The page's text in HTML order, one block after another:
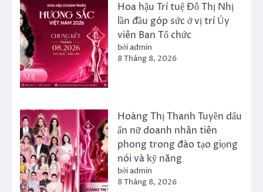
Hoa hậu Trí tuệ Đỗ Thị Nhị
lần đầu góp sức ở vị trí Ủy
viên Ban Tổ chức
bởi admin
8 Tháng 8, 2026
Hoàng Thị Thanh Tuyền dấu
ấn nữ doanh nhân tiên
phong trong đào tạo giọng
nói và kỹ năng
bởi admin
8 Tháng 8, 2026